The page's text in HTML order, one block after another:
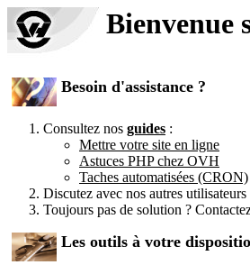
Bienvenue
Besoin d'assistance ?
Consultez nos guides :
Mettre votre site en ligne
Astuces PHP chez OVH
Taches automatisées (CRON)
Discutez avec nos autres
Toujours pas de solution ?
Les outils à votre